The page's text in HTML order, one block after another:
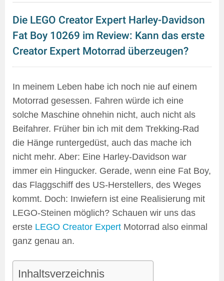
Die LEGO Creator Expert Harley-Davidson
Fat Boy 10269 im Review: Kann das erste
Creator Expert Motorrad überzeugen?
In meinem Leben habe ich noch nie auf einem
Motorrad gesessen. Fahren würde ich eine
solche Maschine ohnehin nicht, auch nicht als
Beifahrer. Früher bin ich mit dem Trekking-Rad
die Hänge runtergedüst, auch das mache ich
nicht mehr. Aber: Eine Harley-Davidson war
immer ein Hingucker. Gerade, wenn eine Fat Boy,
das Flaggschiff des US-Herstellers, des Weges
kommt. Doch: Inwiefern ist eine Realisierung mit
LEGO-Steinen möglich? Schauen wir uns das
erste LEGO Creator Expert Motorrad also einmal
ganz genau an.
Inhaltsverzeichnis